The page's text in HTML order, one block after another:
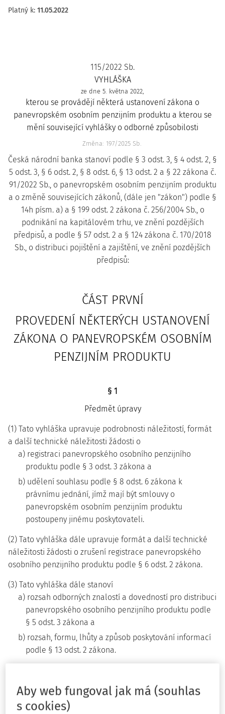
Platný k: 11.05.2022
115/2022 Sb.
VYHLÁŠKA
ze dne 5. května 2022,
kterou se provádějí některá ustanovení zákona o
panevropském osobním penzijním produktu a kterou se
mění související vyhlášky o odborné způsobilosti
Změna: 197/2025 Sb.
Česká národní banka stanoví podle § 3 odst. 3, § 4 odst. 2, §
5 odst. 3, § 6 odst. 2, § 8 odst. 6, § 13 odst. 2 a § 22 zákona č.
91/2022 Sb., o panevropském osobním penzijním produktu
a o změně souvisejících zákonů, (dále jen "zákon") podle §
14h písm. a) a § 199 odst. 2 zákona č. 256/2004 Sb., o
podnikání na kapitálovém trhu, ve znění pozdějších
předpisů, a podle § 57 odst. 2 a § 124 zákona č. 170/2018
Sb., o distribuci pojištění a zajištění, ve znění pozdějších
předpisů:
ČÁST PRVNÍ
PROVEDENÍ NĚKTERÝCH USTANOVENÍ
ZÁKONA O PANEVROPSKÉM OSOBNÍM
PENZIJNÍM PRODUKTU
§ 1
Předmět úpravy
(1) Tato vyhláška upravuje podrobnosti náležitostí, formát
a další technické náležitosti žádosti o
a) registraci panevropského osobního penzijního
produktu podle § 3 odst. 3 zákona a
b) udělení souhlasu podle § 8 odst. 6 zákona k
právnímu jednání, jímž mají být smlouvy o
panevropském osobním penzijním produktu
postoupeny jinému poskytovateli.
(2) Tato vyhláška dále upravuje formát a další technické
náležitosti žádosti o zrušení registrace panevropského
osobního penzijního produktu podle § 6 odst. 2 zákona.
(3) Tato vyhláška dále stanoví
a) rozsah odborných znalostí a dovedností pro distribuci
panevropského osobního penzijního produktu podle
§ 5 odst. 3 zákona a
b) rozsah, formu, lhůty a způsob poskytování informací
podle § 13 odst. 2 zákona.
Identifikační údaje
Aby web fungoval jak má (souhlas
s cookies)